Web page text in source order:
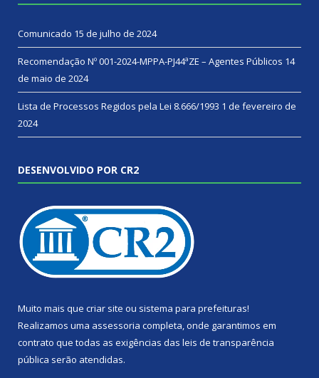
Comunicado 15 de julho de 2024
Recomendação Nº 001-2024-MPPA-PJ44ªZE – Agentes Públicos 14
de maio de 2024
Lista de Processos Regidos pela Lei 8.666/1993 1 de fevereiro de
2024
DESENVOLVIDO POR CR2
Muito mais que criar site ou sistema para prefeituras!
Realizamos uma assessoria completa, onde garantimos em
contrato que todas as exigências das leis de transparência
pública serão atendidas.